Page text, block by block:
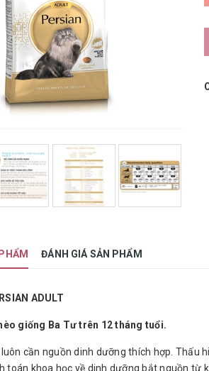
ĐÁNH GIÁ SẢN PHẨM
ADULT
giống Ba Tư trên 12 tháng tuổi.
cần nguồn dinh dưỡng thích hợp. Thấu
toán khoa học về dinh dưỡng bắt nguồn từ